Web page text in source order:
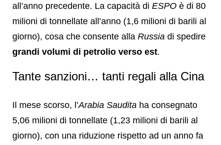
all’anno precedente. La capacità di ESPO è di 80
milioni di tonnellate all’anno (1,6 milioni di barili al
giorno), cosa che consente alla Russia di spedire
grandi volumi di petrolio verso est.
Tante sanzioni… tanti regali alla Cina
Il mese scorso, l’Arabia Saudita ha consegnato
5,06 milioni di tonnellate (1,23 milioni di barili al
giorno), con una riduzione rispetto ad un anno fa